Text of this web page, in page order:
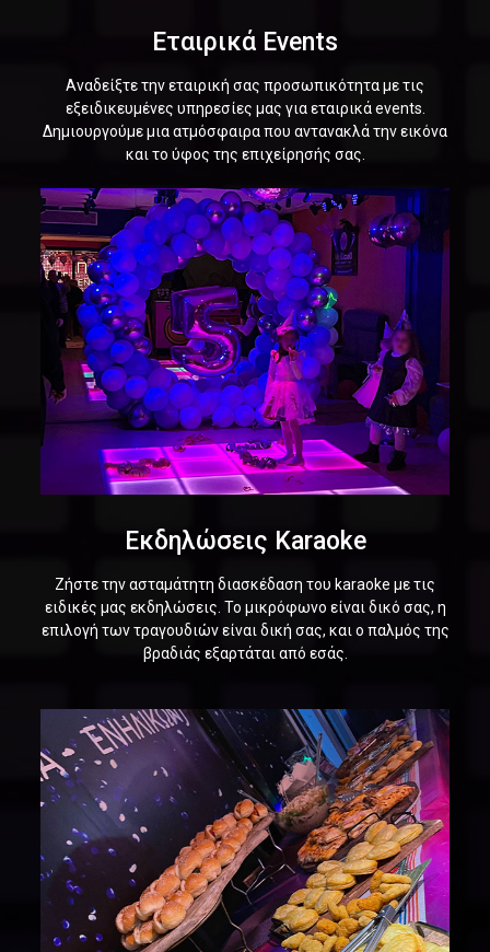
Εταιρικά Events
Αναδείξτε την εταιρική σας προσωπικότητα με τις
εξειδικευμένες υπηρεσίες μας για εταιρικά events.
Δημιουργούμε μια ατμόσφαιρα που αντανακλά την εικόνα
και το ύφος της επιχείρησής σας.
Εκδηλώσεις Karaoke
Ζήστε την ασταμάτητη διασκέδαση του karaoke με τις
ειδικές μας εκδηλώσεις. Το μικρόφωνο είναι δικό σας, η
επιλογή των τραγουδιών είναι δική σας, και ο παλμός της
βραδιάς εξαρτάται από εσάς.